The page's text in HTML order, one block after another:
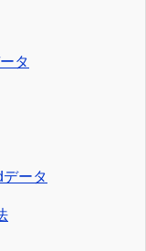
タ
ータ